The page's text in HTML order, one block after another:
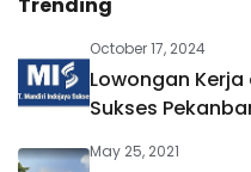
October 17, 2024
Lowongan Kerja
Sukses
May 25, 2021